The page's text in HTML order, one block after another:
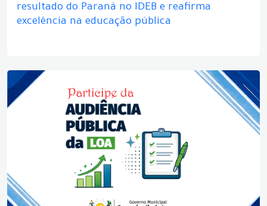
resultado do Paraná no IDEB e reafirma
excelência na educação pública